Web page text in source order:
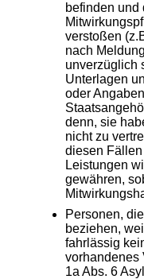
befinden und
verstoßen
nach
unverzüglich
Unterlagen
oder
denn, sie
nicht zu
diesen
Leistungen
gewähren,
Personen,
beziehen,
fahrlässig
vorhandenes
1a Abs. 6